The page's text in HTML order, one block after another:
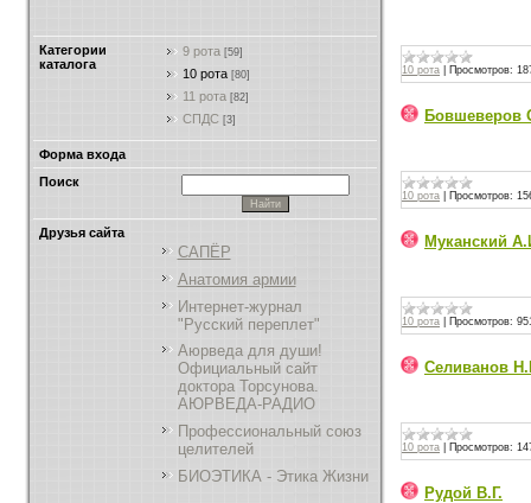
Категории
каталога
9 рота [59]
10 рота [80]
11 рота [82]
СПДС [3]
Форма входа
Поиск
Друзья сайта
САПЁР
Анатомия армии
Интернет-журнал
"Русский переплет"
Аюрведа для души!
Официальный сайт
доктора Торсунова.
АЮРВЕДА-РАДИО
Профессиональный союз
целителей
БИОЭТИКА - Этика Жизни
10 рота Просмотров:
Бовшеверов
10 рота Просмотров:
Муканский
10 рота Просмотров:
Селиванов
10 рота Просмотров:
Рудой В.Г.